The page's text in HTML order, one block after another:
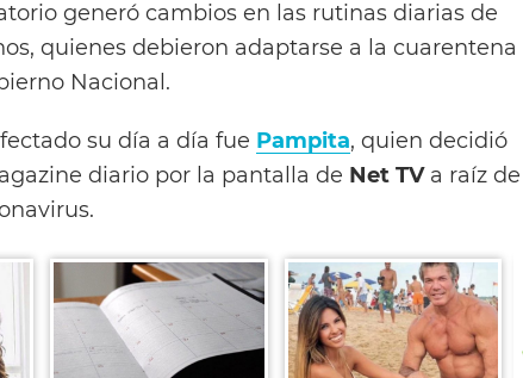
generó cambios en las rutinas diarias de
quienes debieron adaptarse a la cuarentena
Nacional.
su día a día fue Pampita, quien decidió
diario por la pantalla de Net TVa raíz de